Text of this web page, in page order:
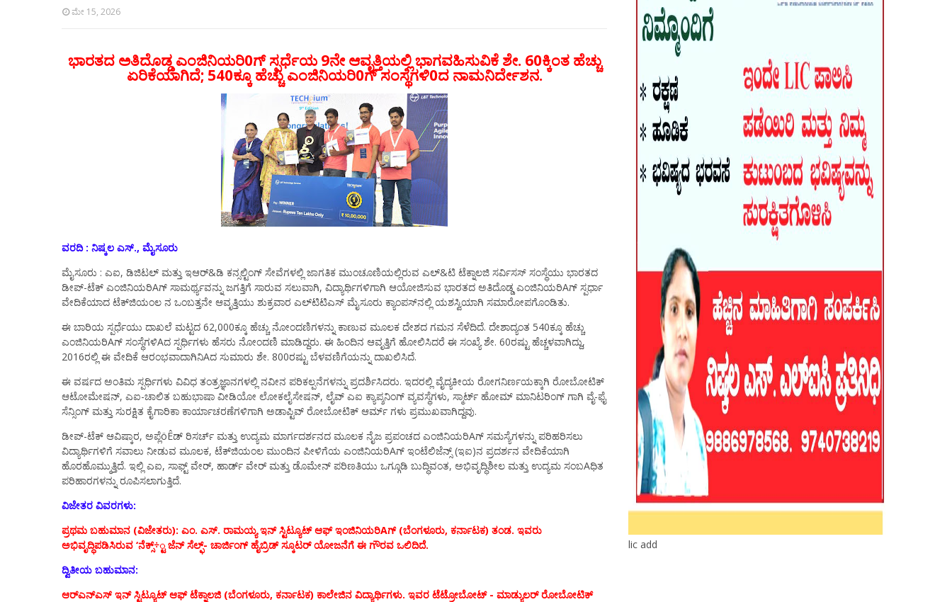
ಮೇ 15, 2026
ಭಾರತದ ಅತಿದೊಡ್ಡ ಎಂಜಿನಿಯರಿ0ಗ್ ಸ್ಪರ್ಧೆಯ 9ನೇ ಆವೃತ್ತಿಯಲ್ಲಿ ಭಾಗವಹಿಸುವಿಕೆ ಶೇ. 60ಕ್ಕಿಂತ ಹೆಚ್ಚು
ಏರಿಕೆಯಾಗಿದೆ; 540ಕ್ಕೂ ಹೆಚ್ಚು ಎಂಜಿನಿಯರಿ0ಗ್ ಸಂಸ್ಥೆಗಳಿ0ದ ನಾಮನಿರ್ದೇಶನ.
ವರದಿ : ನಿಷ್ಕಲ ಎಸ್., ಮೈಸೂರು
ಮೈಸೂರು : ಎಐ, ಡಿಜಿಟಲ್ ಮತ್ತು ಇಆರ್&ಡಿ ಕನ್ಸಲ್ಟಿಂಗ್ ಸೇವೆಗಳಲ್ಲಿ ಜಾಗತಿಕ ಮುಂಚೂಣಿಯಲ್ಲಿರುವ ಎಲ್&ಟಿ ಟೆಕ್ನಾಲಜಿ ಸರ್ವಿಸಸ್ ಸಂಸ್ಥೆಯು ಭಾರತದ
ಡೀಪ್-ಟೆಕ್ ಎಂಜಿನಿಯರಿAಗ್ ಸಾಮರ್ಥ್ಯವನ್ನು ಜಗತ್ತಿಗೆ ಸಾರುವ ಸಲುವಾಗಿ, ವಿದ್ಯಾರ್ಥಿಗಳಿಗಾಗಿ ಆಯೋಜಿಸುವ ಭಾರತದ ಅತಿದೊಡ್ಡ ಎಂಜಿನಿಯರಿAಗ್ ಸ್ಪರ್ಧಾ
ವೇದಿಕೆಯಾದ ಟೆಕ್‌ಜಿಯಂಲ ನ ಒಂಬತ್ತನೇ ಆವೃತ್ತಿಯು ಶುಕ್ರವಾರ ಎಲ್‌ಟಿಟಿಎಸ್ ಮೈಸೂರು ಕ್ಯಾಂಪಸ್‌ನಲ್ಲಿ ಯಶಸ್ವಿಯಾಗಿ ಸಮಾರೋಪಗೊಂಡಿತು.
ಈ ಬಾರಿಯ ಸ್ಪರ್ಧೆಯು ದಾಖಲೆ ಮಟ್ಟದ 62,000ಕ್ಕೂ ಹೆಚ್ಚು ನೋಂದಣಿಗಳನ್ನು ಕಾಣುವ ಮೂಲಕ ದೇಶದ ಗಮನ ಸೆಳೆದಿದೆ. ದೇಶಾದ್ಯಂತ 540ಕ್ಕೂ ಹೆಚ್ಚು
ಎಂಜಿನಿಯರಿAಗ್ ಸಂಸ್ಥೆಗಳಿAದ ಸ್ಪರ್ಧಿಗಳು ಹೆಸರು ನೋಂದಣಿ ಮಾಡಿದ್ದರು. ಈ ಹಿಂದಿನ ಆವೃತ್ತಿಗೆ ಹೋಲಿಸಿದರೆ ಈ ಸಂಖ್ಯೆ ಶೇ. 60ರಷ್ಟು ಹೆಚ್ಚಳವಾಗಿದ್ದು,
2016ರಲ್ಲಿ ಈ ವೇದಿಕೆ ಆರಂಭವಾದಾಗಿನಿAದ ಸುಮಾರು ಶೇ. 800ರಷ್ಟು ಬೆಳವಣಿಗೆಯನ್ನು ದಾಖಲಿಸಿದೆ.
ಈ ವರ್ಷದ ಅಂತಿಮ ಸ್ಪರ್ಧಿಗಳು ವಿವಿಧ ತಂತ್ರಜ್ಞಾನಗಳಲ್ಲಿ ನವೀನ ಪರಿಕಲ್ಪನೆಗಳನ್ನು ಪ್ರದರ್ಶಿಸಿದರು. ಇದರಲ್ಲಿ ವೈದ್ಯಕೀಯ ರೋಗನಿರ್ಣಯಕ್ಕಾಗಿ ರೋಬೋಟಿಕ್
ಆಟೋಮೇಷನ್, ಎಐ-ಚಾಲಿತ ಬಹುಭಾಷಾ ವೀಡಿಯೋ ಲೋಕಲೈಸೇಷನ್, ಲೈವ್ ಎಐ ಕ್ಯಾಪ್ಶನಿಂಗ್ ವ್ಯವಸ್ಥೆಗಳು, ಸ್ಮಾರ್ಟ್ ಹೋಮ್ ಮಾನಿಟರಿಂಗ್ ಗಾಗಿ ವೈ-ಫೈ
ಸೆನ್ಸಿಂಗ್ ಮತ್ತು ಸುರಕ್ಷಿತ ಕೈಗಾರಿಕಾ ಕಾರ್ಯಾಚರಣೆಗಳಿಗಾಗಿ ಅಡಾಪ್ಟಿವ್ ರೋಬೋಟಿಕ್ ಆರ್ಮ್ ಗಳು ಪ್ರಮುಖವಾಗಿದ್ದವು.
ಡೀಪ್-ಟೆಕ್ ಆವಿಷ್ಕಾರ, ಅಪ್ಲೆöÊಡ್ ರಿಸರ್ಚ್ ಮತ್ತು ಉದ್ಯಮ ಮಾರ್ಗದರ್ಶನದ ಮೂಲಕ ನೈಜ ಪ್ರಪಂಚದ ಎಂಜಿನಿಯರಿAಗ್ ಸಮಸ್ಯೆಗಳನ್ನು ಪರಿಹರಿಸಲು
ವಿದ್ಯಾರ್ಥಿಗಳಿಗೆ ಸವಾಲು ನೀಡುವ ಮೂಲಕ, ಟೆಕ್‌ಜಿಯಂಲ ಮುಂದಿನ ಪೀಳಿಗೆಯ ಎಂಜಿನಿಯರಿAಗ್ ಇಂಟೆಲಿಜೆನ್ಸ್ (ಇಐ)ನ ಪ್ರದರ್ಶನ ವೇದಿಕೆಯಾಗಿ
ಹೊರಹೊಮ್ಮುತ್ತಿದೆ. ಇಲ್ಲಿ ಎಐ, ಸಾಫ್ಟ್ ವೇರ್, ಹಾರ್ಡ್ ವೇರ್ ಮತ್ತು ಡೊಮೇನ್ ಪರಿಣತಿಯು ಒಗ್ಗೂಡಿ ಬುದ್ಧಿವಂತ, ಅಭಿವೃದ್ಧಿಶೀಲ ಮತ್ತು ಉದ್ಯಮ ಸಂಬAಧಿತ
ಪರಿಹಾರಗಳನ್ನು ರೂಪಿಸಲಾಗುತ್ತಿದೆ.
ವಿಜೇತರ ವಿವರಗಳು:
ಪ್ರಥಮ ಬಹುಮಾನ (ವಿಜೇತರು): ಎಂ. ಎಸ್. ರಾಮಯ್ಯ ಇನ್ ಸ್ಟಿಟ್ಯೂಟ್ ಆಫ್ ಇಂಜಿನಿಯರಿAಗ್ (ಬೆಂಗಳೂರು, ಕರ್ನಾಟಕ) ತಂಡ. ಇವರು
ಅಭಿವೃದ್ಧಿಪಡಿಸಿರುವ ‘ನೆಕ್ಸ್÷್ಟ ಜೆನ್ ಸೆಲ್ಫ್- ಚಾರ್ಜಿಂಗ್ ಹೈಬ್ರಿಡ್ ಸ್ಕೂಟರ್ ಯೋಜನೆಗೆ ಈ ಗೌರವ ಒಲಿದಿದೆ.
ದ್ವಿತೀಯ ಬಹುಮಾನ:
ಆರ್‌ಎನ್‌ಎಸ್ ಇನ್ ಸ್ಟಿಟ್ಯೂಟ್ ಆಫ್ ಟೆಕ್ನಾಲಜಿ (ಬೆಂಗಳೂರು, ಕರ್ನಾಟಕ) ಕಾಲೇಜಿನ ವಿದ್ಯಾರ್ಥಿಗಳು. ಇವರ ಟೆಟ್ರೋಬೋಟ್ - ಮಾಡ್ಯುಲರ್ ರೋಬೋಟಿಕ್
lic add